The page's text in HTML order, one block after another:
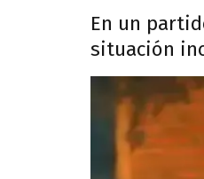
En un
situación